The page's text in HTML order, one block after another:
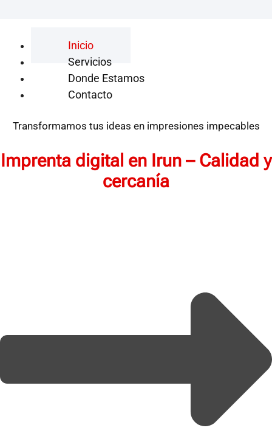
Inicio
Servicios
Donde Estamos
Contacto
Transformamos tus ideas en impresiones impecables
Imprenta digital en Irun – Calidad y
cercanía